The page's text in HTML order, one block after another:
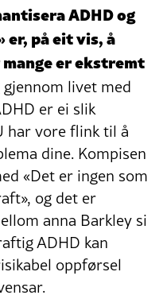
ADHD og
på eit vis, å
er ekstremt
livet med
er ei slik
har vore flink til å
dine. Kompisen
«Det er ingen som
og det er
anna Barkley si
ADHD kan
oppførsel